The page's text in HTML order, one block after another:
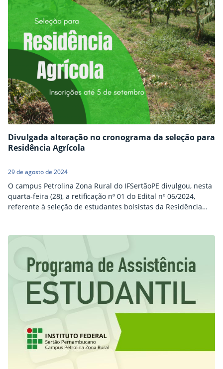
Divulgada alteração no cronograma da seleção para
Residência Agrícola
29 de agosto de 2024
O campus Petrolina Zona Rural do IFSertãoPE divulgou, nesta
quarta-feira (28), a retificação nº 01 do Edital nº 06/2024,
referente à seleção de estudantes bolsistas da Residência
até dia 5 de setembro. Também houve alteração no quadro
de vagas e na…